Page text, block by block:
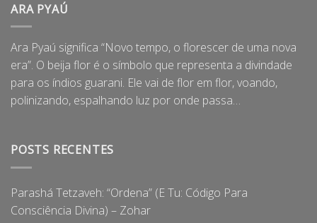
ARA PYAÚ
Ara Pyaú significa “Novo tempo, o florescer de uma nova
era”. O beija flor é o símbolo que representa a divindade
para os índios guarani. Ele vai de flor em flor, voando,
polinizando, espalhando luz por onde passa…
POSTS RECENTES
Parashá Tetzaveh: “Ordena” (E Tu: Código Para
Consciência Divina) – Zohar